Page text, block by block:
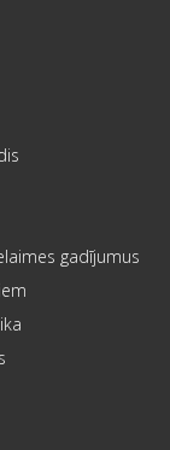
gadījumus